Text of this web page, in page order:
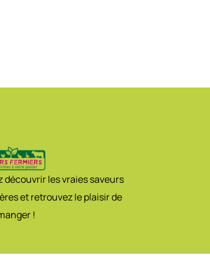
découvrir les vraies saveurs
et retrouvez le plaisir de
!